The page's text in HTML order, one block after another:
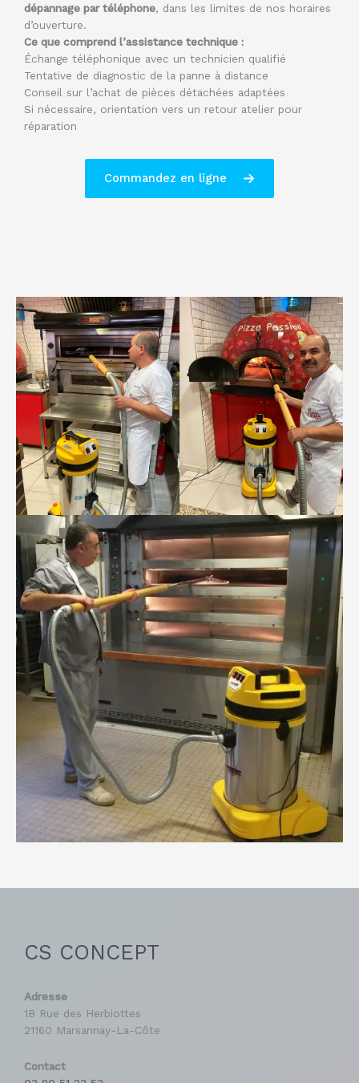
dépannage par téléphone, dans les limites de nos horaires
d’ouverture.
Ce que comprend l’assistance technique :
Échange téléphonique avec un technicien qualifié
Tentative de diagnostic de la panne à distance
Conseil sur l’achat de pièces détachées adaptées
Si nécessaire, orientation vers un retour atelier pour
réparation
Commandez en ligne
CS CONCEPT
Adresse
1B Rue des Herbiottes
21160 Marsannay-La-Côte
Contact